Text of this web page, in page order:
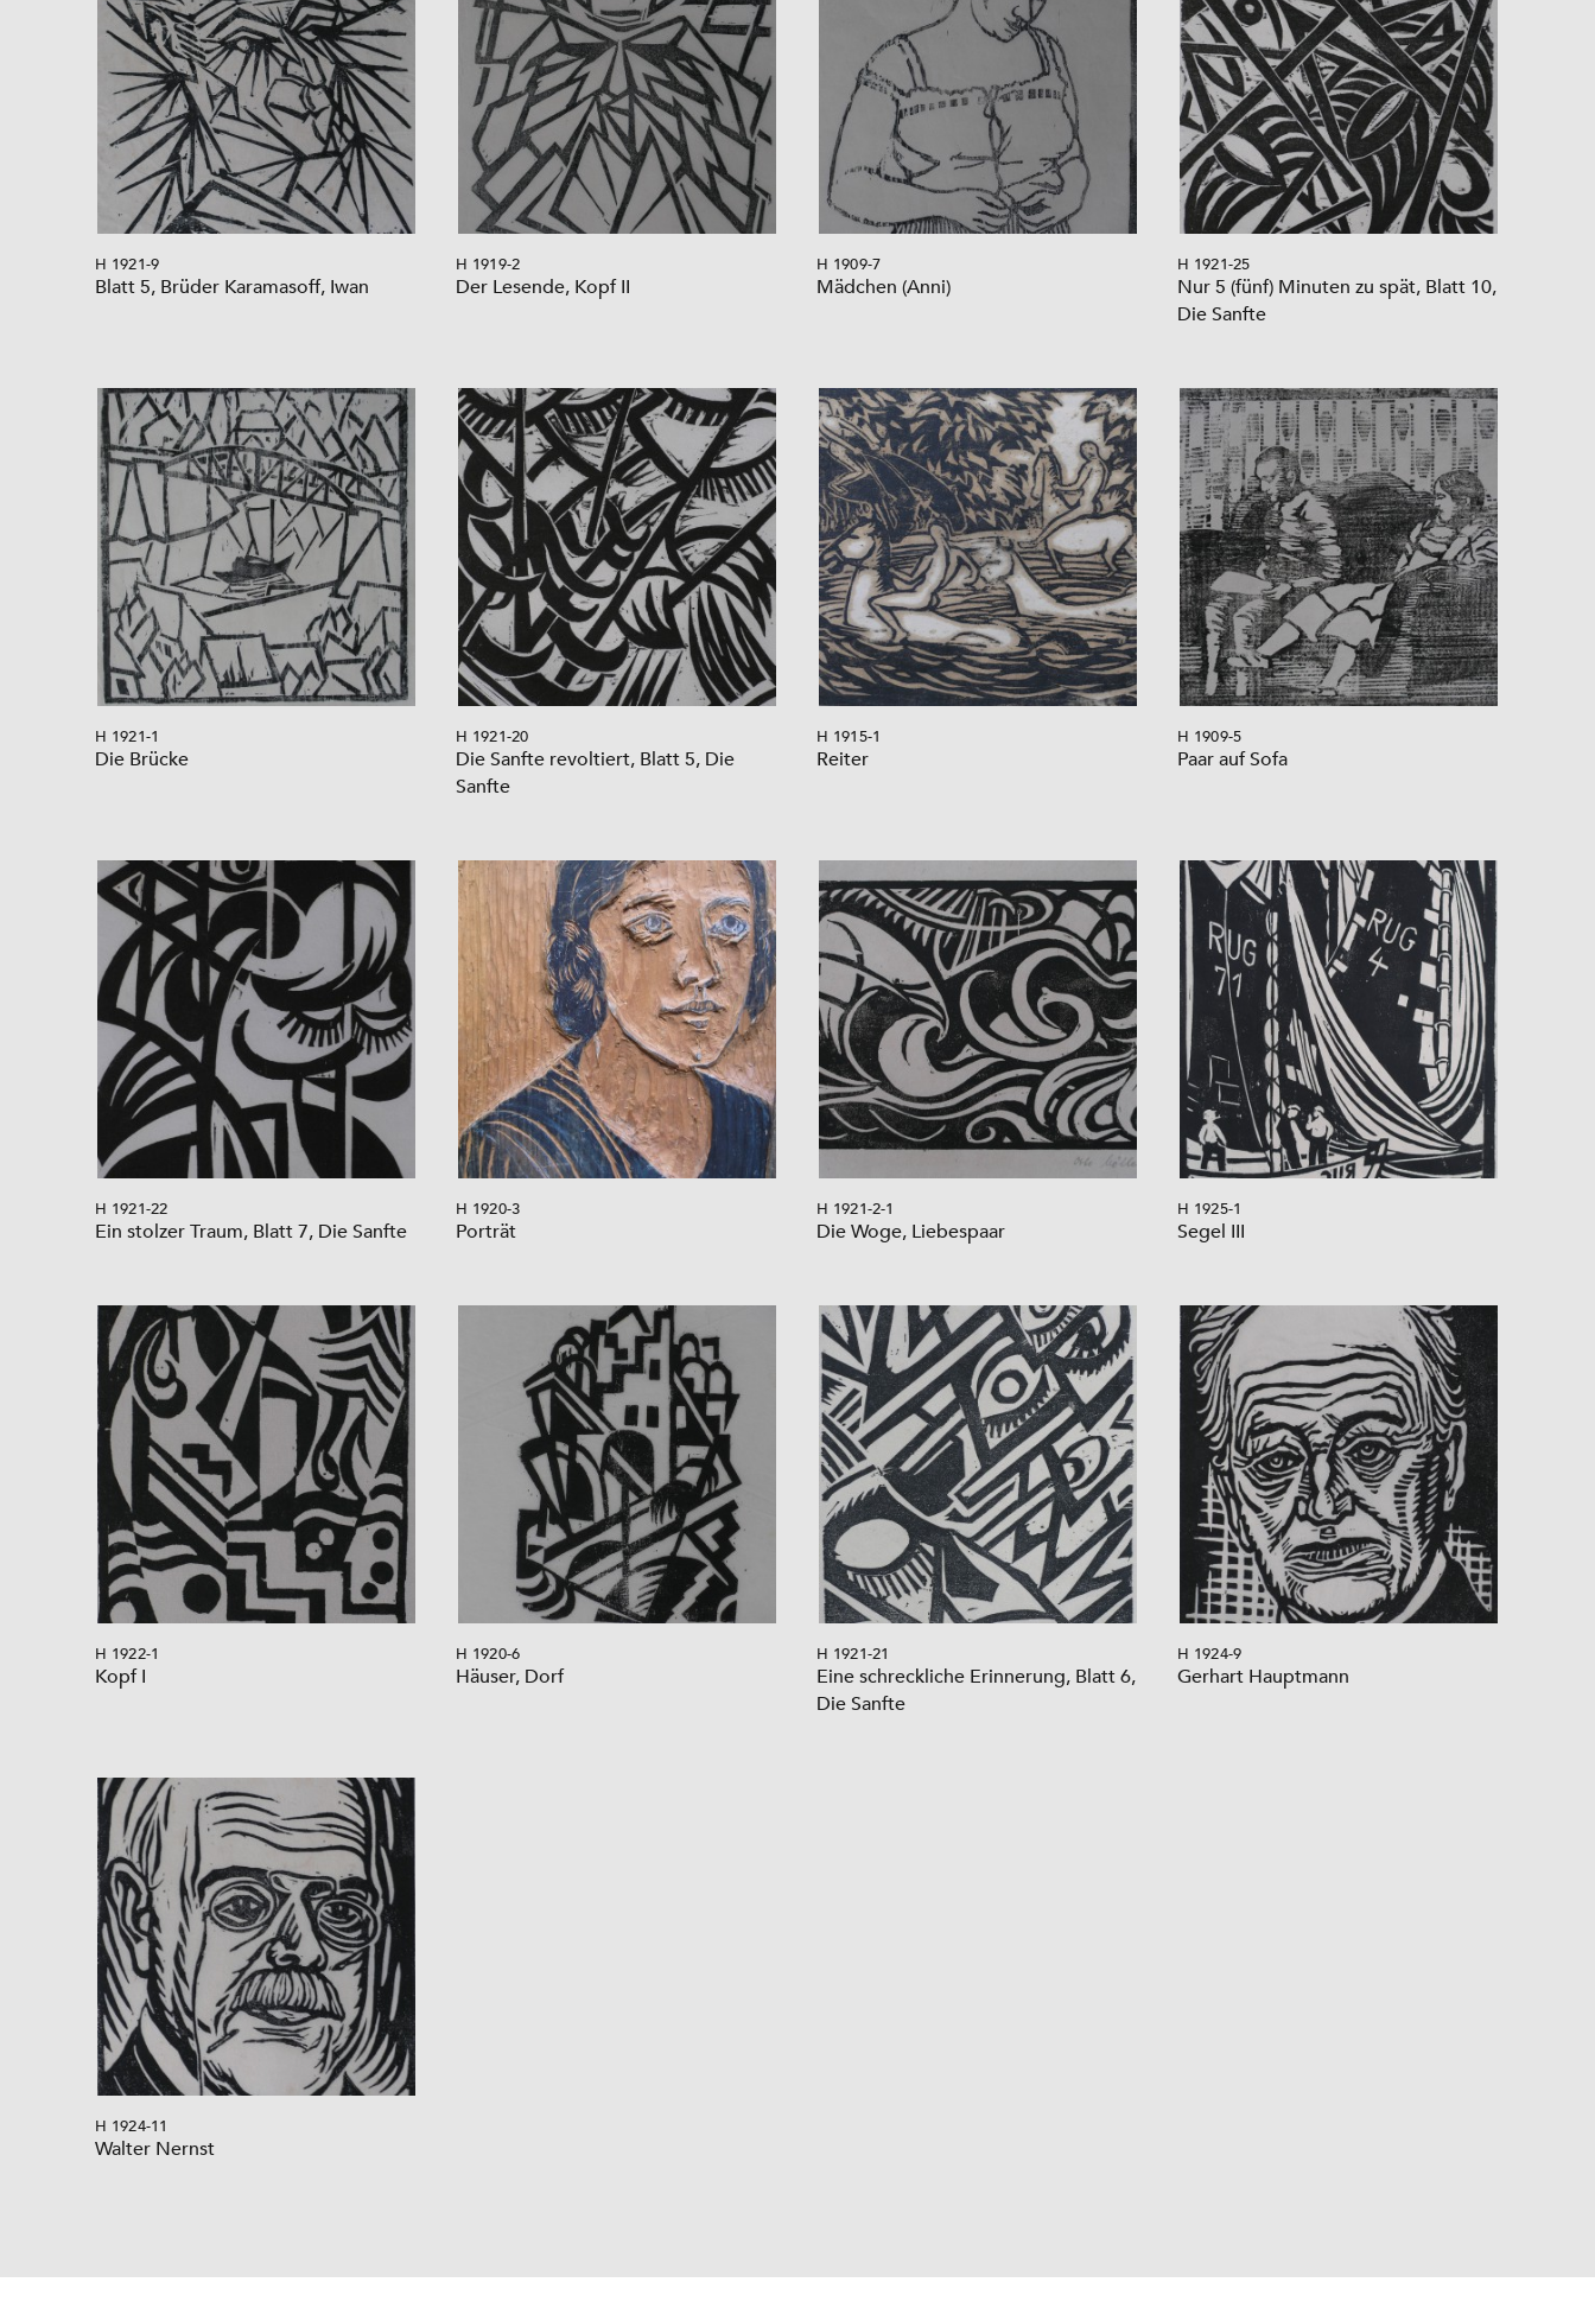
H 1921-9
Blatt 5, Brüder Karamasoff, Iwan
H 1919-2
Der Lesende, Kopf II
H 1909-7
Mädchen (Anni)
H 1921-25
Nur 5 (fünf) Minuten zu spät, Blatt 10,
Die Sanfte
H 1921-1
Die Brücke
H 1921-20
Die Sanfte revoltiert, Blatt 5, Die
Sanfte
H 1915-1
Reiter
H 1909-5
Paar auf Sofa
H 1921-22
Ein stolzer Traum, Blatt 7, Die Sanfte
H 1920-3
Porträt
H 1921-2-1
Die Woge, Liebespaar
H 1925-1
Segel III
H 1922-1
Kopf I
H 1920-6
Häuser, Dorf
H 1921-21
Eine schreckliche Erinnerung, Blatt 6,
Die Sanfte
H 1924-9
Gerhart Hauptmann
H 1924-11
Walter Nernst